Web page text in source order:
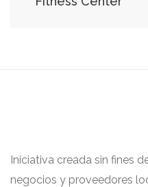
Iniciativa creada sin fines
negocios y proveedores